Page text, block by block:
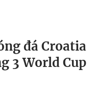
đá Croatia
3 World Cup